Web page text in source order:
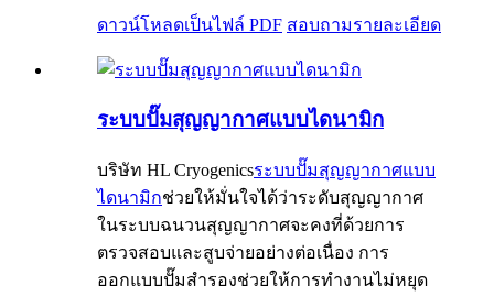
ดาวน์โหลดเป็นไฟล์ PDF สอบถามรายละเอียด
ระบบปั๊มสุญญากาศแบบไดนามิก
บริษัท HL Cryogenicsระบบปั๊มสุญญากาศแบบ
ไดนามิกช่วยให้มั่นใจได้ว่าระดับสุญญากาศ
ในระบบฉนวนสุญญากาศจะคงที่ด้วยการ
ตรวจสอบและสูบจ่ายอย่างต่อเนื่อง การ
ออกแบบปั๊มสำรองช่วยให้การทำงานไม่หยุด